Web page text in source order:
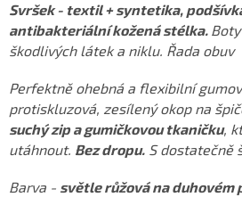
Svršek - textil + syntetika,
antibakteriální kožená stélka.
škodlivých látek a niklu. Řada obuv
Perfektně ohebná a flexibilní
protiskluzová, zesílený okop na
suchý zip a gumičkovou tkaničku,
utáhnout. Bez dropu. S dostatečně
Barva - světle růžová na duhovém